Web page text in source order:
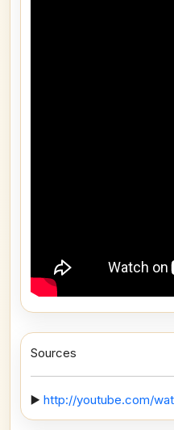
Sources
▶️ http://youtube.com/